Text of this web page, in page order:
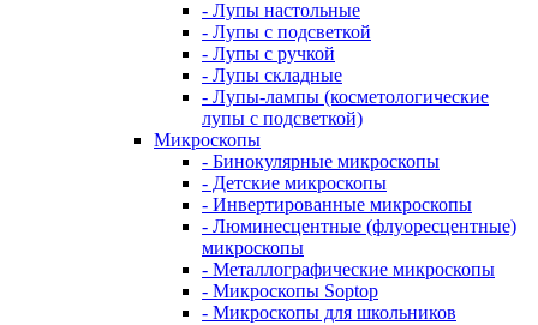
- Лупы настольные
- Лупы с подсветкой
- Лупы с ручкой
- Лупы складные
- Лупы-лампы (косметологические
лупы с подсветкой)
Микроскопы
- Бинокулярные микроскопы
- Детские микроскопы
- Инвертированные микроскопы
- Люминесцентные (флуоресцентные)
микроскопы
- Металлографические микроскопы
- Микроскопы Soptop
- Микроскопы для школьников